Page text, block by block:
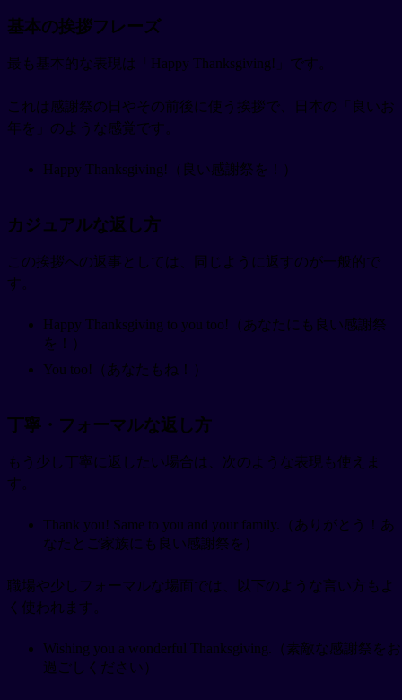
基本の挨拶フレーズ
最も基本的な表現は「Happy Thanksgiving!」です。
これは感謝祭の日やその前後に使う挨拶で、日本の「良いお
年を」のような感覚です。
Happy Thanksgiving!（良い感謝祭を！）
カジュアルな返し方
この挨拶への返事としては、同じように返すのが一般的で
す。
Happy Thanksgiving to you too!（あなたにも良い感謝祭
を！）
You too!（あなたもね！）
丁寧・フォーマルな返し方
もう少し丁寧に返したい場合は、次のような表現も使えま
す。
Thank you! Same to you and your family.（ありがとう！あ
なたとご家族にも良い感謝祭を）
職場や少しフォーマルな場面では、以下のような言い方もよ
く使われます。
Wishing you a wonderful Thanksgiving.（素敵な感謝祭をお
過ごしください）